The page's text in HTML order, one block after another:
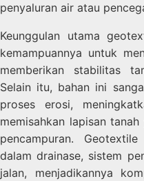
penyaluran air atau
Keunggulan utama
kemampuannya untuk
memberikan stabilitas
Selain itu, bahan ini
proses erosi,
memisahkan lapisan
pencampuran.
dalam drainase, sistem
jalan, menjadikannya